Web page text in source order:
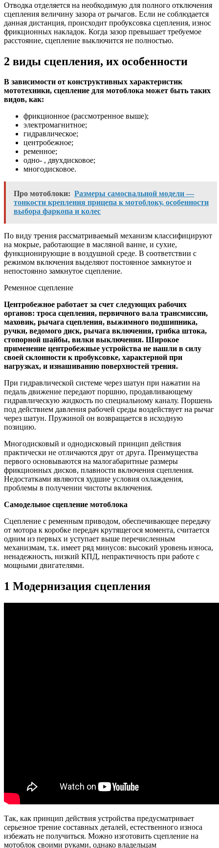
Отводка отделяется на необходимую для полного отключения
сцепления величину зазора от рычагов. Если не соблюдается
данная дистанция, происходит пробуксовка сцепления, износ
фрикционных накладок. Когда зазор превышает требуемое
расстояние, сцепление выключится не полностью.
2 виды сцепления, их особенности
В зависимости от конструктивных характеристик
мототехники, сцепление для мотоблока может быть таких
видов, как:
фрикционное (рассмотренное выше);
электромагнитное;
гидравлическое;
центробежное;
ременное;
одно- , двухдисковое;
многодисковое.
Про мотоблоки: Размеры самосвальной модели —
тонкости крепления прицепа к мотоблоку, особенности
выбора фаркопа и колес
По виду трения рассматриваемый механизм классифицируют
на мокрые, работающие в масляной ванне, и сухие,
функционирующие в воздушной среде. В соответствии с
режимом включения выделяют постоянное замкнутое и
непостоянно замкнутое сцепление.
Ременное сцепление
Центробежное работает за счет следующих рабочих
органов: троса сцепления, первичного вала трансмиссии,
маховик, рычага сцепления, выжимного подшипника,
ручки, ведомого диск, рычага включения, грибка штока,
стопорной шайбы, вилки выключения. Широкое
применение центробежные устройства не нашли в силу
своей склонности к пробуксовке, характерной при
нагрузках, и изнашиванию поверхностей трения.
При гидравлической системе через шатун при нажатии на
педаль движение передают поршню, продавливающему
гидравлическую жидкость по специальному каналу. Поршень
под действием давления рабочей среды воздействует на рычаг
через шатун. Пружиной он возвращается в исходную
позицию.
Многодисковый и однодисковый принцип действия
практически не отличаются друг от друга. Преимущества
первого основываются на малогабаритные размеры
фрикционных дисков, плавности включения сцепления.
Недостатками являются худшие условия охлаждения,
проблемы в получении чистоты включения.
Самодельное сцепление мотоблока
Сцепление с ременным приводом, обеспечивающее передачу
от мотора к коробке передач крутящегося момента, считается
одним из первых и уступает выше перечисленным
механизмам, т.к. имеет ряд минусов: высокий уровень износа,
ненадежность, низкий КПД, непрактичность при работе с
мощными двигателями.
1 Модернизация сцепления
Так, как принцип действия устройства предусматривает
серьезное трение составных деталей, естественного износа
избежать не получиться. Можно изготовить сцепление на
мотоблок своими руками, однако владельцам